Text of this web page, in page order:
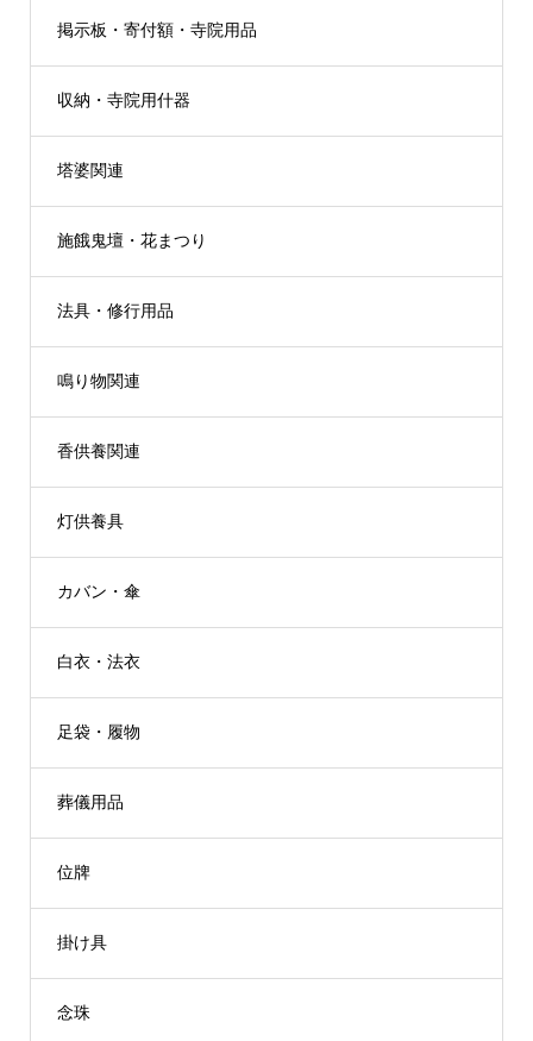
掲示板・寄付額・寺院用品
収納・寺院用什器
塔婆関連
施餓鬼壇・花まつり
法具・修行用品
鳴り物関連
香供養関連
灯供養具
カバン・傘
白衣・法衣
足袋・履物
葬儀用品
位牌
掛け具
念珠